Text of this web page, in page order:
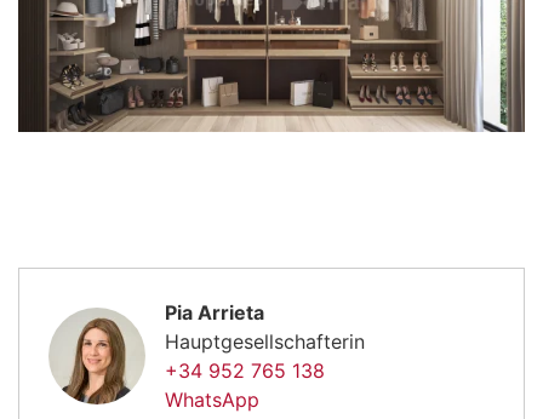
Pia Arrieta
Hauptgesellschafterin
+34 952 765 138
WhatsApp